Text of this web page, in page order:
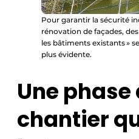
Pour garantir la sécurité
rénovation de façades,
les bâtiments existants »
plus évidente.
Une phase
chantier